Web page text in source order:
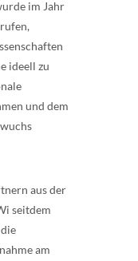
im Jahr
ideell zu
und dem
aus der
seitdem
am